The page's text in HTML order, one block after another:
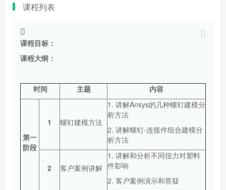
课程列表
课程目标：
课程大纲：
时间 主题 内容
第一
阶段
1 螺钉建模方法
1. 讲解Ansys的几种螺钉建模分
析方法
2. 讲解螺钉-连接件组合建模分
析方法
2 客户案例讲解
1. 讲解和分析不同扭力对塑料
件影响
2. 客户案例演示和答疑